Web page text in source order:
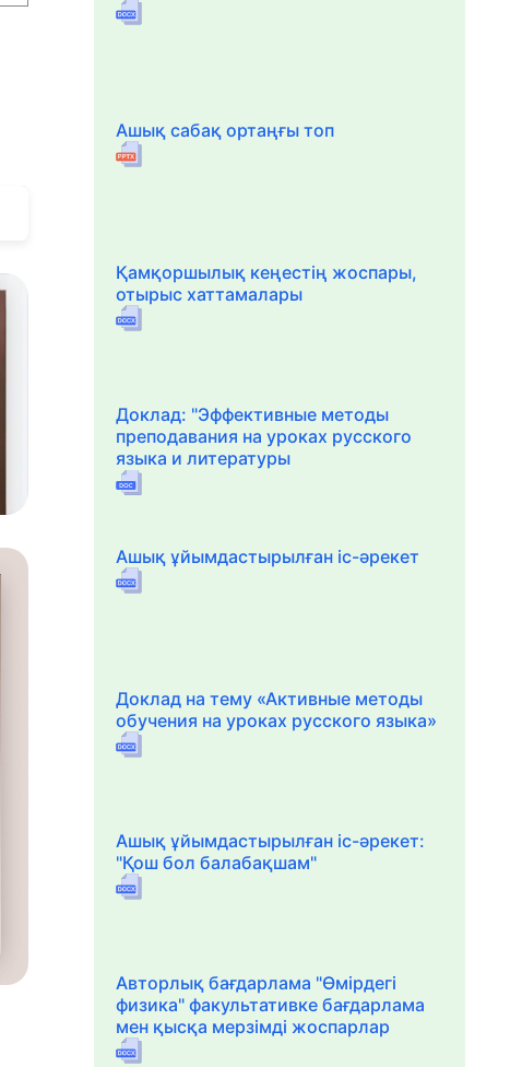
Ашық сабақ ортаңғы топ
Қамқоршылық кеңестің жоспары,
отырыс хаттамалары
Доклад: "Эффективные методы
преподавания на уроках русского
языка и литературы
Ашық ұйымдастырылған іс-әрекет
Доклад на тему «Активные методы
обучения на уроках русского языка»
Ашық ұйымдастырылған іс-әрекет:
"Қош бол балабақшам"
Авторлық бағдарлама "Өмірдегі
физика" факультативке бағдарлама
мен қысқа мерзімді жоспарлар